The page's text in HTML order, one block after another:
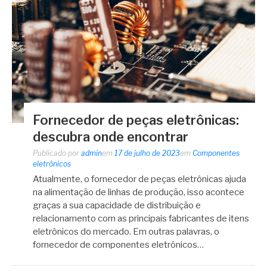
Fornecedor de peças eletrônicas:
descubra onde encontrar
Publicado por adminem 17 de julho de 2023em Componentes
eletrônicos
Atualmente, o fornecedor de peças eletrônicas ajuda
na alimentação de linhas de produção, isso acontece
graças a sua capacidade de distribuição e
relacionamento com as principais fabricantes de itens
eletrônicos do mercado. Em outras palavras, o
fornecedor de componentes eletrônicos…